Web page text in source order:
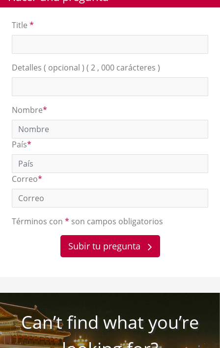
Title *
Detalles ( opcional ) ( 2 , 000 carácteres )
Nombre*
País*
Correo*
Términos con * son campos obligatorios
Can’t find what you’re